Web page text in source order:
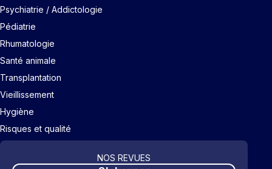
Psychiatrie / Addictologie
Pédiatrie
Rhumatologie
Santé animale
Transplantation
Vieillissement
Hygiène
Risques et qualité
NOS REVUES